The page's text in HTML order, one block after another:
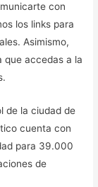
con
los links para
Asimismo,
que accedas a la
de la ciudad de
cuenta con
para 39.000
de